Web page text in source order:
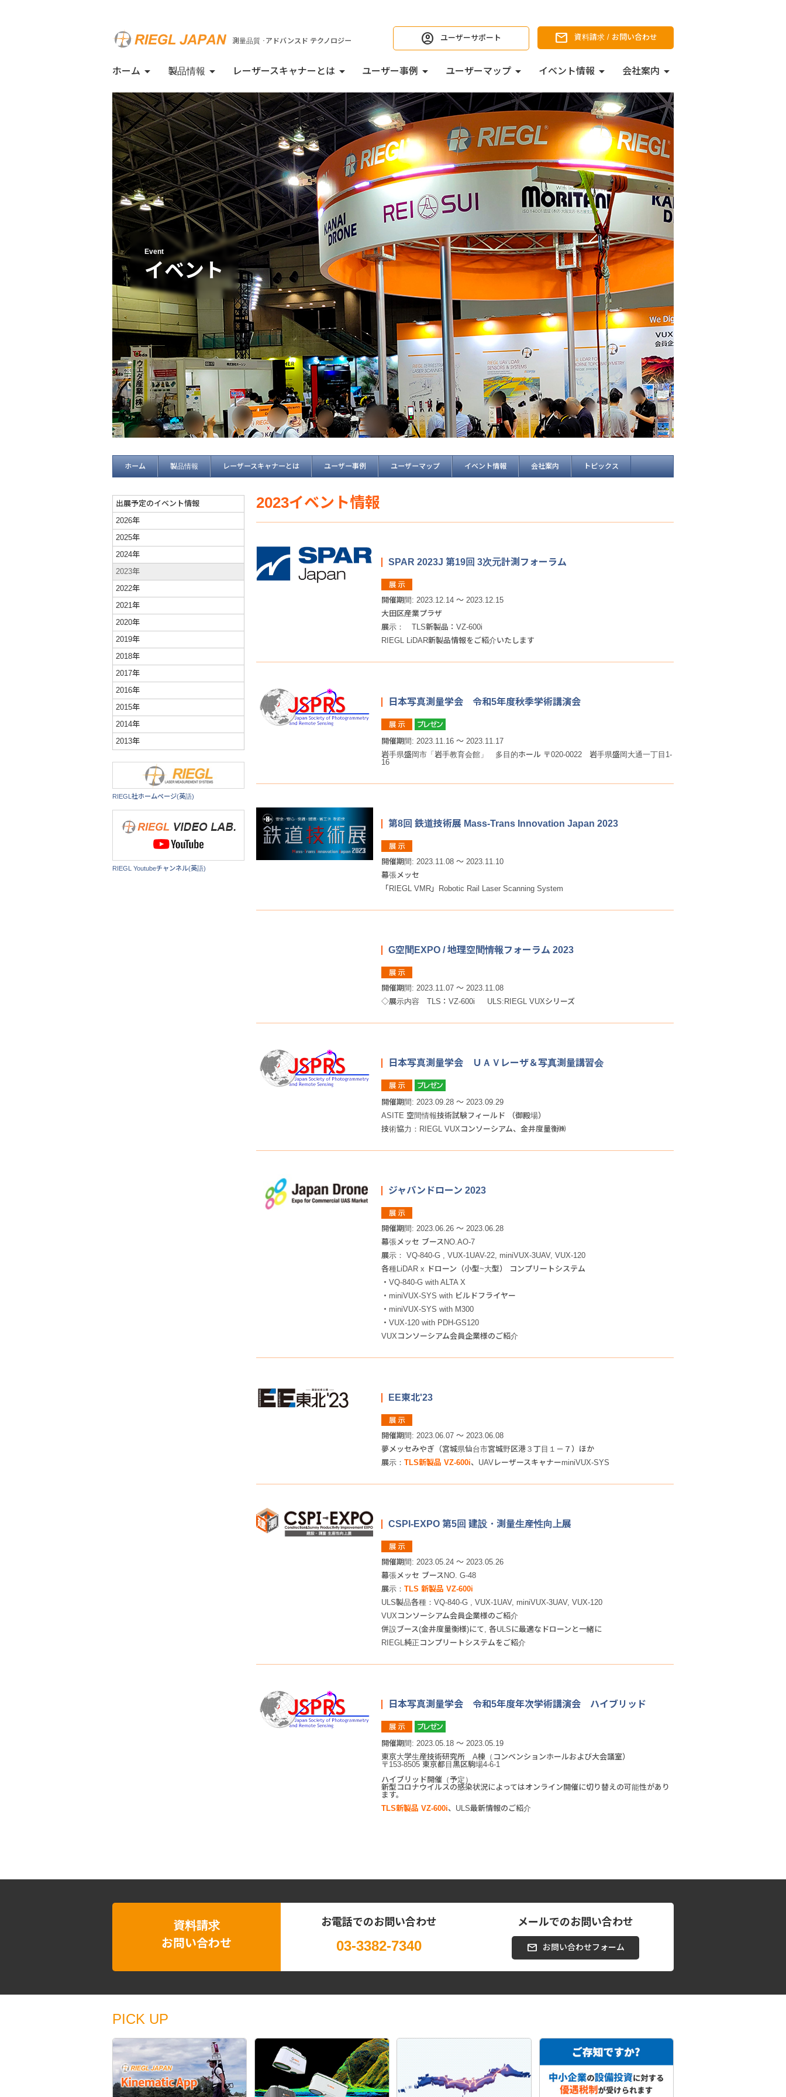
測量品質 ･アドバンスド テクノロジー ユーザーサポート 資料請求 / お問い合わせ
ホーム 製品情報 レーザースキャナーとは ユーザー事例 ユーザーマップ イベント情報 会社案内
Event
イベント
ホーム 製品情報 レーザースキャナーとは ユーザー事例 ユーザーマップ イベント情報 会社案内 トピックス
出展予定のイベント情報
2026年
2025年
2024年
2023年
2022年
2021年
2020年
2019年
2018年
2017年
2016年
2015年
2014年
2013年
2023イベント情報
SPAR 2023J 第19回 3次元計測フォーラム
開催期間: 2023.12.14 ～ 2023.12.15
大田区産業プラザ
展示： TLS新製品：VZ-600i
RIEGL LiDAR新製品情報をご紹介いたします
日本写真測量学会 令和5年度秋季学術講演会
開催期間: 2023.11.16 ～ 2023.11.17
岩手県盛岡市「岩手教育会館」 多目的ホール 〒020-0022 岩手県盛岡大通一丁目1-
16
第8回 鉄道技術展 Mass-Trans Innovation Japan 2023
開催期間: 2023.11.08 ～ 2023.11.10
幕張メッセ
「RIEGL VMR」Robotic Rail Laser Scanning System
G空間EXPO / 地理空間情報フォーラム 2023
開催期間: 2023.11.07 ～ 2023.11.08
◇展示内容 TLS：VZ-600i ULS:RIEGL VUXシリーズ
日本写真測量学会 ＵＡＶレーザ＆写真測量講習会
開催期間: 2023.09.28 ～ 2023.09.29
ASITE 空間情報技術試験フィールド （御殿場）
技術協力：RIEGL VUXコンソーシアム、金井度量衡㈱
ジャパンドローン 2023
開催期間: 2023.06.26 ～ 2023.06.28
幕張メッセ ブースNO.AO-7
展示： VQ-840-G , VUX-1UAV-22, miniVUX-3UAV, VUX-120
各種LiDAR x ドローン（小型~大型） コンプリートシステム
・VQ-840-G with ALTA X
・miniVUX-SYS with ビルドフライヤー
・miniVUX-SYS with M300
・VUX-120 with PDH-GS120
VUXコンソーシアム会員企業様のご紹介
EE東北'23
開催期間: 2023.06.07 ～ 2023.06.08
夢メッセみやぎ（宮城県仙台市宮城野区港３丁目１－７）ほか
展示： TLS新製品 VZ-600i、UAVレーザースキャナーminiVUX-SYS
CSPI-EXPO 第5回 建設・測量生産性向上展
開催期間: 2023.05.24 ～ 2023.05.26
幕張メッセ ブースNO. G-48
展示： TLS 新製品 VZ-600i
ULS製品各種：VQ-840-G , VUX-1UAV, miniVUX-3UAV, VUX-120
VUXコンソーシアム会員企業様のご紹介
併設ブース(金井度量衡様)にて, 各ULSに最適なドローンと一緒に
RIEGL純正コンプリートシステムをご紹介
日本写真測量学会 令和5年度年次学術講演会 ハイブリッド
開催期間: 2023.05.18 ～ 2023.05.19
東京大学生産技術研究所 A棟（コンベンションホールおよび大会議室）
〒153-8505 東京都目黒区駒場4-6-1
ハイブリッド開催（予定）
新型コロナウイルスの感染状況によってはオンライン開催に切り替えの可能性があり
ます。
TLS新製品 VZ-600i、ULS最新情報のご紹介
RIEGL社ホームページ(英語)
RIEGL Youtubeチャンネル(英語)
資料請求
お問い合わせ
お電話でのお問い合わせ
03-3382-7340
メールでのお問い合わせ
お問い合わせフォーム
PICK UP